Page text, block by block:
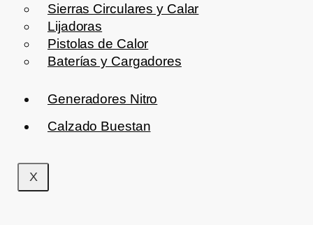
Sierras Circulares y Calar
Lijadoras
Pistolas de Calor
Baterías y Cargadores
Generadores Nitro
Calzado Buestan
X